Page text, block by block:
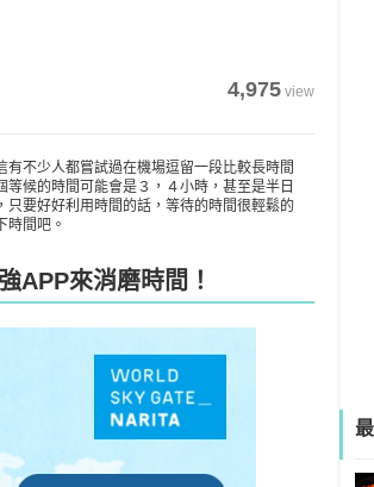
4,975 view
不少人都嘗試過在機場逗留一段比較長時間
候的時間可能會是３，４小時，甚至是半日
要好好利用時間的話，等待的時間很輕鬆的
時間吧。
APP來消磨時間！